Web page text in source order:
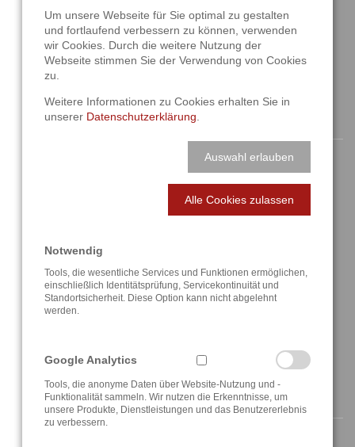
+49 2191 4622158
info@a3t.de
NAVIGATION
Lösungen
Referenzen
AKTUELLE INFORMATIONEN
Um unsere Webseite für Sie optimal zu gestalten
und fortlaufend verbessern zu können, verwenden
wir Cookies. Durch die weitere Nutzung der
Webseite stimmen Sie der Verwendung von Cookies
zu.
Weitere Informationen zu Cookies erhalten Sie in
unserer Datenschutzerklärung
Auswahl erlauben
Alle Cookies zulassen
Notwendig
Tools, die wesentliche Services und Funktionen ermöglichen,
einschließlich Identitätsprüfung, Servicekontinuität und
Standortsicherheit. Diese Option kann nicht abgelehnt
werden.
Google Analytics
Tools, die anonyme Daten über Website-Nutzung und -
Funktionalität sammeln. Wir nutzen die Erkenntnisse, um
unsere Produkte, Dienstleistungen und das Benutzererlebnis
zu verbessern.